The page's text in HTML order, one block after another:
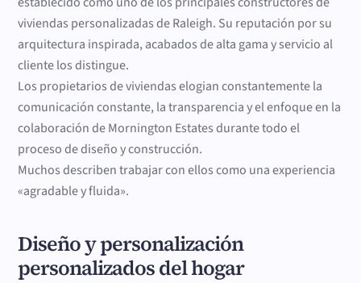
viviendas personalizadas de Raleigh. Su reputación por su
arquitectura inspirada, acabados de alta gama y servicio al
cliente los distingue.
Los propietarios de viviendas elogian constantemente la
comunicación constante, la transparencia y el enfoque en la
colaboración de Mornington Estates durante todo el
proceso de diseño y construcción.
Muchos describen trabajar con ellos como una experiencia
«agradable y fluida».
Diseño y personalización
personalizados del hogar